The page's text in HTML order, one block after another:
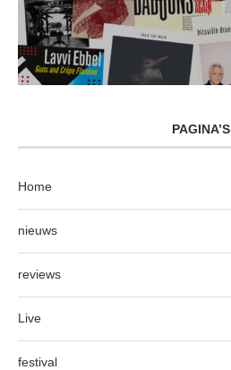
PAGINA’S
Home
nieuws
reviews
Live
festival